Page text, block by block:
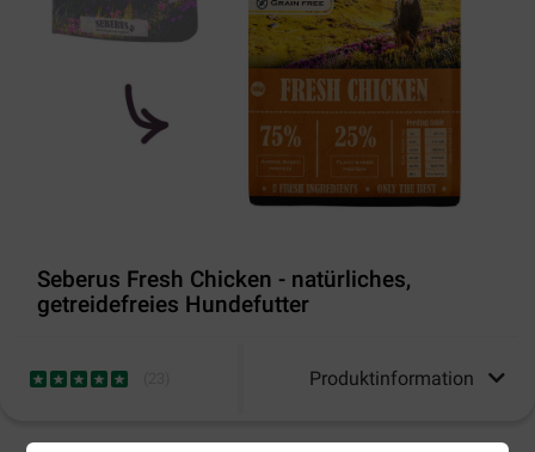
Seberus Fresh Chicken - natürliches,
getreidefreies Hundefutter
Produktinformation